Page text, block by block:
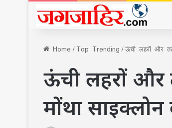
Home/Top Trending/ऊंची लहरों और
ऊंची लहरों और
मोंथा साइक्लोन